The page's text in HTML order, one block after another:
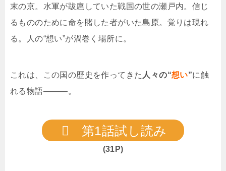
末の京。水軍が跋扈していた戦国の世の瀬戸内。信じ
るもののために命を賭した者がいた島原。覚りは現れ
る。人の“想い”が渦巻く場所に。
これは、この国の歴史を作ってきた 人々の“想い”に触
れる物語―――。
第1話試し読み
(31P)